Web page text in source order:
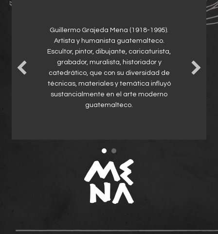
Guillermo Grajeda Mena (1918-1995).
Artista y humanista guatemalteco.
Escultor, pintor, dibujante, caricaturista,
grabador, muralista, historiador y
catedrático, que con su diversidad de
técnicas, materiales y temática influyó
sustancialmente en el arte moderno
guatemalteco.